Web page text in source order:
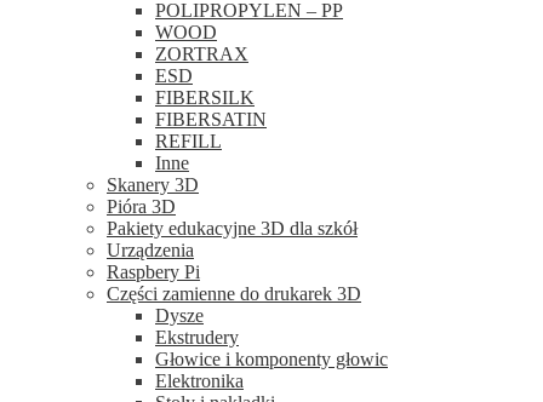
POLIPROPYLEN – PP
WOOD
ZORTRAX
ESD
FIBERSILK
FIBERSATIN
REFILL
Inne
Skanery 3D
Pióra 3D
Pakiety edukacyjne 3D dla szkół
Urządzenia
Raspbery Pi
Części zamienne do drukarek 3D
Dysze
Ekstrudery
Głowice i komponenty głowic
Elektronika